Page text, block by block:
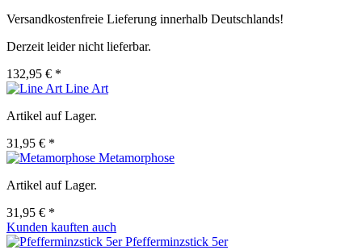
Versandkostenfreie Lieferung innerhalb Deutschlands!
Derzeit leider nicht lieferbar.
132,95 € *
Line Art
Artikel auf Lager.
31,95 € *
Metamorphose
Artikel auf Lager.
31,95 € *
Kunden kauften auch
Pfefferminzstick 5er